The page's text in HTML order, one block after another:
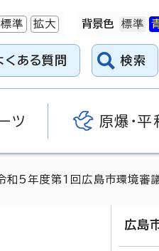
標準 拡大 背景色
くある質問 検索
ツ 原爆・平
和5年度第1回広島市環境審
広島